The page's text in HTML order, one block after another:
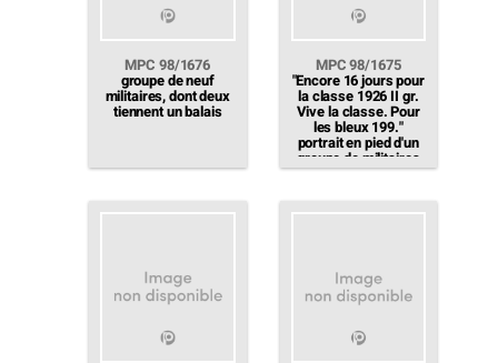
MPC 98/1676
groupe de neuf
militaires, dont deux
tiennent un balais
MPC 98/1675
"Encore 16 jours pour
la classe 1926 II gr.
Vive la classe. Pour
les bleux 199."
portrait en pied d'un
groupe de militaires